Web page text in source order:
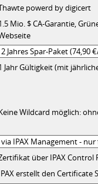
powerd by digicert
Mio. $ CA-Garantie,
Jahr Gültigkeit (mit
Wildcard möglich:
über IPAX
erstellt den Certificate